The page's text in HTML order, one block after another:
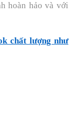
hoàn hảo và với
chất lượng như